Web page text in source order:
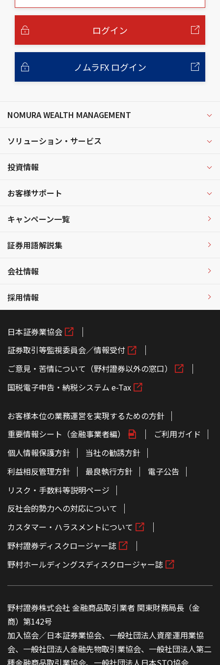
ログイン
ノムラFX ログイン
NOMURA WEALTH MANAGEMENT
ソリューション・サービス
投資情報
お客様サポート
キャンペーン一覧
証券用語解説集
会社情報
採用情報
日本証券業協会
証券取引等監視委員会／情報受付
ご意見・苦情について（野村證券以外の窓口）
国税電子申告・納税システム e-Tax
お客様本位の業務運営を実現するための方針
重要情報シート（金融事業者編）
ご利用ガイド
個人情報保護方針
当社の勧誘方針
利益相反管理方針
最良執行方針
電子公告
リスク・手数料等説明ページ
反社会的勢力への対応について
カスタマー・ハラスメントについて
野村證券ディスクロージャー誌
野村ホールディングスディスクロージャー誌
野村證券株式会社 金融商品取引業者 関東財務局長（金
商）第142号
加入協会／日本証券業協会、一般社団法人資産運用業協
会、一般社団法人金融先物取引業協会、一般社団法人第二